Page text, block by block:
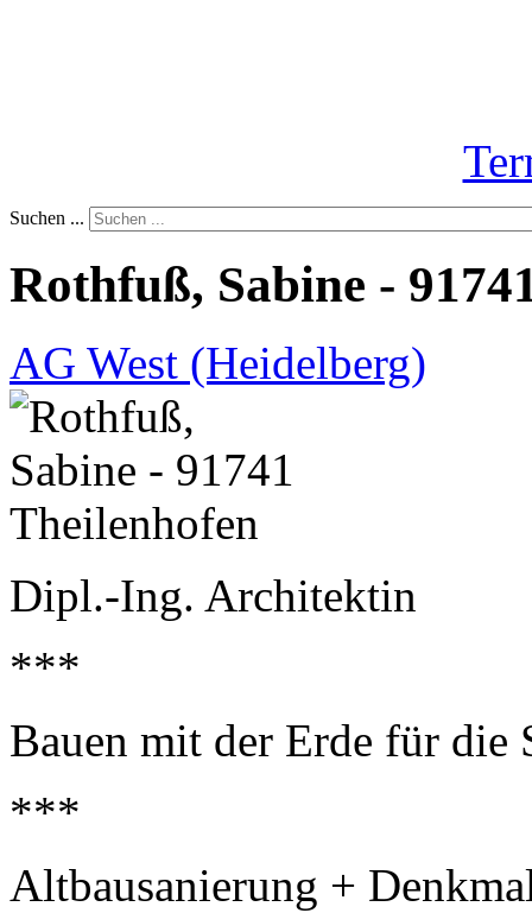
Suchen ...
Rothfuß, Sabine -
AG West (Heidelberg)
Dipl.-Ing. Architektin
***
Bauen mit der Erde für die
***
Altbausanierung +